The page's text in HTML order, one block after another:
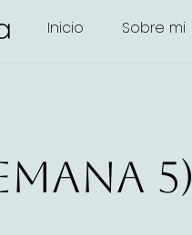
Inicio Sobre mi
5)